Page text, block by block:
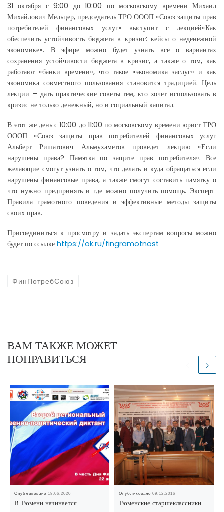
31 октября с 9:00 до 10:00 по московскому времени Михаил
Михайлович Мельцер, председатель ТРО ОООП «Союз защиты прав
потребителей финансовых услуг» выступит с лекцией«Как
обеспечить устойчивость бюджета в кризис: кейсы о неденежной
экономике». В эфире можно будет узнать все о вариантах
сохранения устойчивости бюджета в кризис, а также о том, как
работают «банки времени», что такое «экономика заслуг» и как
экономика совместного пользования становится традицией. Цель
лекции – дать практические советы тем, кто хочет использовать в
кризис не только денежный, но и социальный капитал.
В этот же день с 10:00 до 11:00 по московскому времени юрист ТРО
ОООП «Союз защиты прав потребителей финансовых услуг
Альберт Ришатович Альмухаметов проведет лекцию «Если
нарушены права? Памятка по защите прав потребителя». Все
желающие смогут узнать о том, что делать и куда обращаться если
нарушены финансовые права, а также смогут составить памятку о
что нужно предпринять и где можно получить помощь. Эксперт
Правила грамотного поведения и эффективные методы защиты
своих прав.
Присоединиться к просмотру и задать экспертам вопросы можно
будет по ссылке https://ok.ru/fingramotnost
ФинПотребСоюз
ВАМ ТАКЖЕ МОЖЕТ
ПОНРАВИТЬСЯ
Опубликовано18.06.2020
В Тюмени начинается
Опубликовано09.12.2016
Тюменские старшеклассники